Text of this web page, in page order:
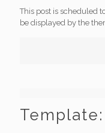
This post is scheduled
be displayed by the